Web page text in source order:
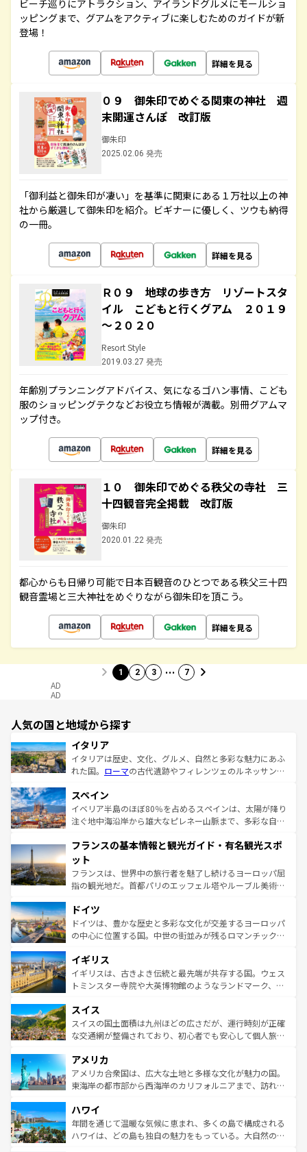
ビーチ巡りにアトラクション、アイランドグルメにモールショ
ッピングまで、グアムをアクティブに楽しむためのガイドが新
登場！
詳細を見る
０９ 御朱印でめぐる関東の神社 週
末開運さんぽ 改訂版
御朱印
2025.02.06 発売
「御利益と御朱印が凄い」を基準に関東にある１万社以上の神
社から厳選して御朱印を紹介。ビギナーに優しく、ツウも納得
の一冊。
詳細を見る
Ｒ０９ 地球の歩き方 リゾートスタ
イル こどもと行くグアム ２０１９
～２０２０
Resort Style
2019.03.27 発売
年齢別プランニングアドバイス、気になるゴハン事情、こども
服のショッピングテクなどお役立ち情報が満載。別冊グアムマ
ップ付き。
詳細を見る
１０ 御朱印でめぐる秩父の寺社 三
十四観音完全掲載 改訂版
御朱印
2020.01.22 発売
都心からも日帰り可能で日本百観音のひとつである秩父三十四
観音霊場と三大神社をめぐりながら御朱印を頂こう。
詳細を見る
1 2 3 … 7
AD
AD
人気の国と地域から探す
イタリア
イタリアは歴史、文化、グルメ、自然と多彩な魅力にあふ
れた国。 ローマの古代遺跡やフィレンツェのルネッサンス
ろん、トスカーナの美しい田園風景やアマルフィ海岸の絶
景など、自然景観も見逃せない。観光の合間には、本場の
ピザやパスタなど、絶品のイタリア料理を堪能することも
ませてくれるイタリアで、忘れられない旅をしてみよう！
なお、新着のイタリア情報は
しい。
スペイン
イベリア半島のほぼ80％を占めるスペインは、太陽が降り
注ぐ地中海沿岸から雄大なピレネー山脈まで、多彩な自然
文化が根付くこの国では、情熱的なフラメンコ、熱気あふ
れる闘牛、そして美味しいタパスが生活の一部となってい
る。首都マドリードの洗練された雰囲気や、バルセロナの
アートに溢れた街角から、地方では古代ローマ遺跡や中世
せる。地方によって風土や気候が異なるスペインはその個
性で訪れる人を魅了する。 なお、新着のスペイン情報は コ
ンテンツ一覧を参照してほしい。
フランスの基本情報と観光ガイド・有名観光スポ
ット
フランスは、世界中の旅行者を魅了し続けるヨーロッパ屈
指の観光地だ。首都パリのエッフェル塔やルーブル美術館
で、幅広い魅力が詰まっている。華麗な宮殿、歴史的な大
聖堂、美しいビーチ、そして豊かな自然が、訪れる者を心
から魅了する。また、フランスは美食の国としても知ら
いる。シャンパンの発祥地であるランス、プロヴァンスの
香り高いラベンダー畑など、多彩な楽しみ方が可能だ。さ
らに、パリ以外の地域にも魅力が溢れており、どの街角に
れる地方に足を運ぶとそれぞれで全く異なる文化を体験で
きるだろう。 なお、新着のフランス情報はコンテンツ一覧
を参照してほしい。
ドイツ
ドイツは、豊かな歴史と多彩な文化が交差するヨーロッパ
の中心に位置する国。中世の街並みが残るロマンチック街
顔を持つこの国は、どこを歩いても飽きることがない。ベ
ルリンの文化的活気、バイエルン州のアルプスの絶景、そ
してライン川沿いのワイン畑といった風景は必見。ビール
は、お酒好きな人にはぜひ体験してほしい。 なお、新着の
ドイツ情報はコンテンツ一覧を参照してほしい。
イギリス
イギリスは、古きよき伝統と最先端が共存する国。ウェス
トミンスター寺院や大英博物館のようなランドマーク、歴
リアごとに異なる魅力がある。また、優雅なアフタヌーン
ティー、ビール好きにはたまらない英国パブ、サッカー観
戦など、本場だからこそできる体験も豊富。イギリスを旅
ンツ一覧を参照してほしい。
スイス
スイスの国土面積は九州ほどの広さだが、運行時刻が正確
な交通網が整備されており、初心者でも安心して個人旅行
の建物がそのまま残る町や、スイスならではのユニークな
博物館もあり、アルプス観光だけでなく町歩きも満喫する
ことができる。国民の所得が高いため物価も高いが、旅行
ば市内交通費無料で観光を楽しむこともできる。 なお、新
着のスイス情報はコンテンツ一覧 を参照してほしい。
アメリカ
アメリカ合衆国は、広大な土地と多様な文化が魅力の国。
東海岸の都市部から西海岸のカリフォルニアまで、訪れる
のような巨大都市は、観光、ショッピング、エンターテイ
ンメントが詰まった刺激的なスポットだ。一方、アメリカ
西部には大自然が広がり、グランドキャニオンやイエロー
ハワイ
年間を通じて温暖な気候に恵まれ、多くの島で構成される
ハワイは、どの島も独自の魅力をもっている。大自然の神